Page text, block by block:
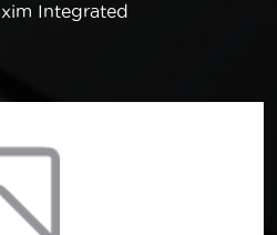
Integrated